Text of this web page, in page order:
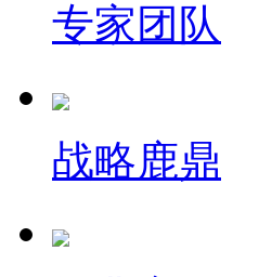
专家团队
战略鹿鼎